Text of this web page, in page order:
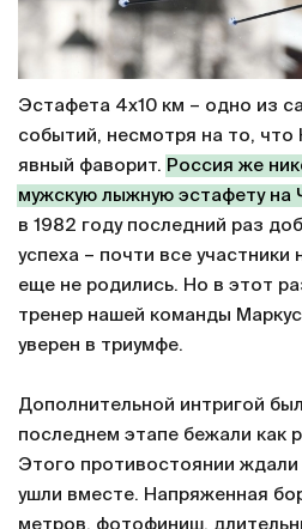
Эстафета 4х10 км – одно из
событий, несмотря на то, что
явный фаворит. Россия же
мужскую лыжную эстафету на
в 1982 году последний раз
успеха – почти все
еще не родились. Но в этот
тренер нашей команды
уверен в триумфе.
Дополнительной интригой
последнем этапе бежали как
Этого противостоянии
ушли вместе. Напряженная
метров, фотофиниш,